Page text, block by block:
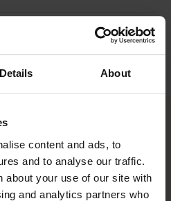
Details About
content and ads, to
and to analyse our traffic.
about your use of our site with
and analytics partners who